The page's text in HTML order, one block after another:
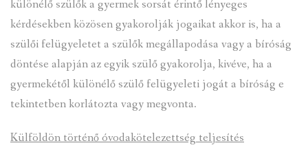
különélő szülők a gyermek sorsát érintő lényeges
kérdésekben közösen gyakorolják jogaikat akkor is, ha a
szülői felügyeletet a szülők megállapodása vagy a bíróság
döntése alapján az egyik szülő gyakorolja, kivéve, ha a
gyermekétől különélő szülő felügyeleti jogát a bíróság e
tekintetben korlátozta vagy megvonta.
Külföldön történő óvodakötelezettség teljesítés